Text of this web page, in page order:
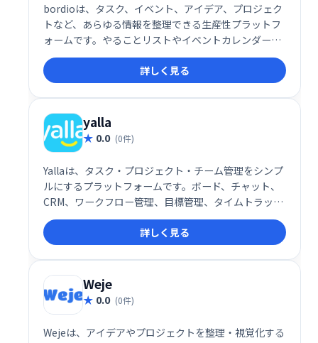
bordioは、タスク、イベント、アイデア、プロジェク
トなど、あらゆる情報を整理できる生産性プラットフ
ォームです。やることリストやイベントカレンダーな
ども統合管理でき、効率的なワークフローを実現しま
す。 日々の業務をスムーズに進め、生産性を向上させ
たい方におすすめです。
詳しく見る
yalla
0.0 (0件)
Yallaは、タスク・プロジェクト・チーム管理をシンプ
ルにするプラットフォームです。ボード、チャット、
CRM、ワークフロー管理、目標管理、タイムトラッキ
ング、ガントチャートなど、必要な機能を網羅。直感
的な操作性で、チームの生産性向上と円滑な連携を実
現します。
詳しく見る
Weje
0.0 (0件)
Wejeは、アイデアやプロジェクトを整理・視覚化する